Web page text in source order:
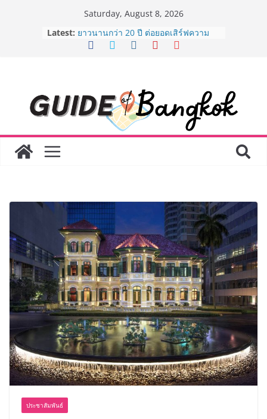
Saturday, August 8, 2026
Latest: AirAsia X SEE FAH พันธมิตรทางธุรกิจ
ยาวนานกว่า 20 ปี ต่อยอดเสิร์ฟความ
“BIO TRADE CONNECT 2026” ยก
ระดับผลิตภัณฑ์ท้องถิ่นสู่ตลาดเชิง
พาณิชย์อย่างยั่งยืน
LORDNINE จัดศึกคนดังสายเกม ไทย
ปะทะ ฟิลิปปินส์ ใน “Rise of the Tenth
ได้เตรียมนักเรียนเพียงเพื่อก้าวเข้าสู่
มหาวิทยาลัยเท่านั้น แต่ยังเตรียมพวก
เขาให้พร้อมเป็นผู้กำหนดอนาคต”
8.8 “ซูเลียน” รวมพลังนักธุรกิจทั่ว
ประเทศ จัดประชุมใหญ่แห่งปี พบ CEO
“ดร.ปิยะวัฒน์” ถ่ายทอดวิสัยทัศน์ธุรกิจ
พร้อมฟรีคอนเสิร์ต “โชค รถแห่” ยกวง
ประชาสัมพันธ์